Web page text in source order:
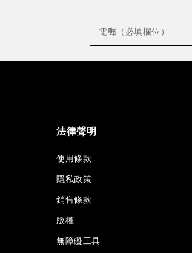
法律聲明
使用條款
隱私政策
銷售條款
版權
無障礙工具